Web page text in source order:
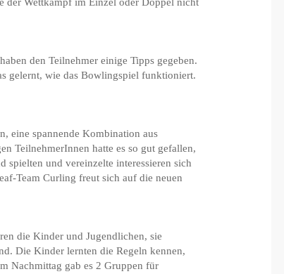
den Teilnehmer einige Tipps gegeben.
gelernt, wie das Bowlingspiel funktioniert.
eine spannende Kombination aus
TeilnehmerInnen hatte es so gut gefallen,
spielten und vereinzelte interessieren sich
Team Curling freut sich auf die neuen
die Kinder und Jugendlichen, sie
Die Kinder lernten die Regeln kennen,
Nachmittag gab es 2 Gruppen für